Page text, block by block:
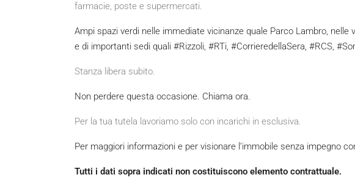
farmacie, poste e supermercati.
Ampi spazi verdi nelle immediate vicinanze quale Parco Lambro, nelle
e di importanti sedi quali #Rizzoli, #RTi, #CorrieredellaSera, #RCS,
Stanza libera subito.
Non perdere questa occasione. Chiama ora.
Per la tua tutela lavoriamo solo con incarichi in esclusiva.
Per maggiori informazioni e per visionare l’immobile senza impegno
Tutti i dati sopra indicati non costituiscono elemento contrattuale.